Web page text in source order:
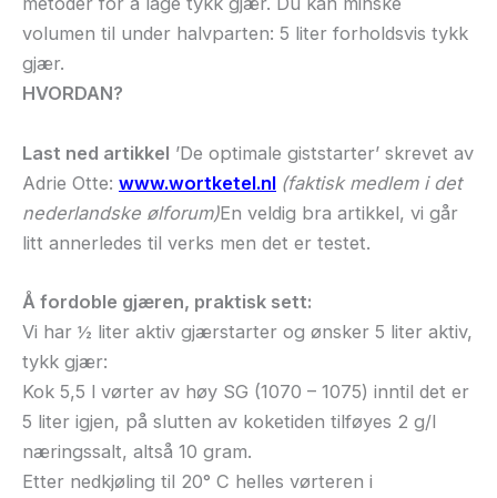
volumen til under halvparten: 5 liter forholdsvis tykk
gjær.
HVORDAN?
Last ned artikkel ’De optimale giststarter’ skrevet av
Adrie Otte: www.wortketel.nl (faktisk medlem i det
nederlandske ølforum)En veldig bra artikkel, vi går
litt annerledes til verks men det er testet.
Å fordoble gjæren, praktisk sett:
Vi har ½ liter aktiv gjærstarter og ønsker 5 liter aktiv,
tykk gjær:
Kok 5,5 l vørter av høy SG (1070 – 1075) inntil det er
5 liter igjen, på slutten av koketiden tilføyes 2 g/l
næringssalt, altså 10 gram.
Etter nedkjøling til 20° C helles vørteren i